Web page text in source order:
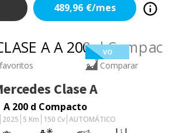
489,96 €/mes
VO
Comparar
Clase A
A 200 d Compacto
2025 5 Km 150 Cv AUTOMÁTICO